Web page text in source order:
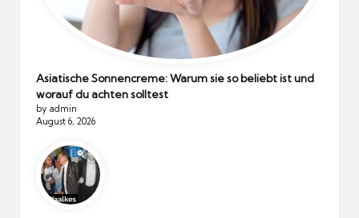
Asiatische Sonnencreme: Warum sie so beliebt ist und
worauf du achten solltest
by admin
August 6, 2026